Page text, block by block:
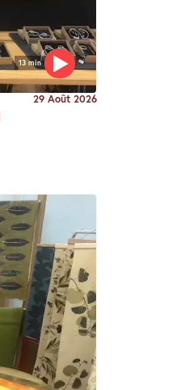
13 min
29 Août 2026